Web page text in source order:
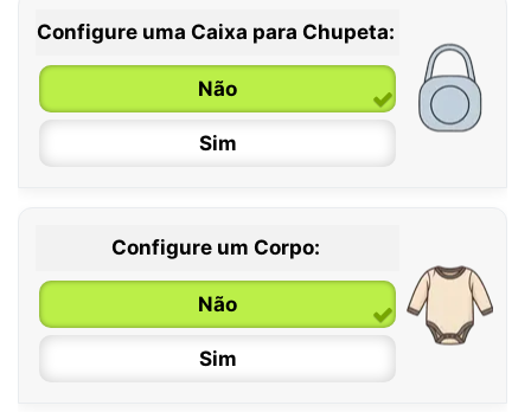
Configure uma Caixa para Chupeta:
Não
Sim
Configure um Corpo:
Não
Sim